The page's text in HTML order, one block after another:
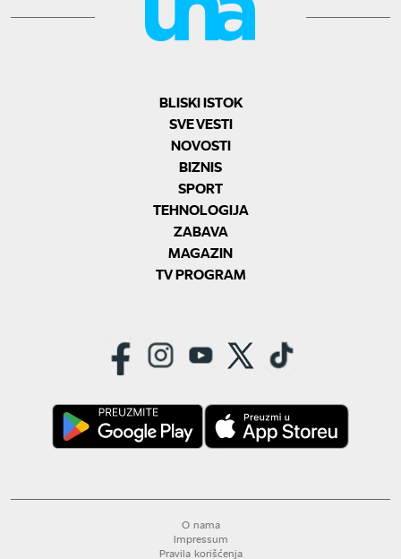
BLISKI ISTOK
SVE VESTI
NOVOSTI
BIZNIS
SPORT
TEHNOLOGIJA
ZABAVA
MAGAZIN
TV PROGRAM
O nama
Impressum
Pravila korišćenja